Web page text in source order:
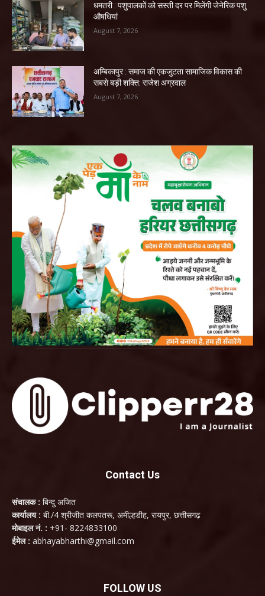
धमतरी : पशुपालकों को सस्ती दर पर मिलेंगी जेनेरिक पशु
औषधियां
August 7, 2026
अम्बिकापुर : समाज की एकजुटता सामाजिक विकास की
सबसे बड़ी शक्ति: राजेश अग्रवाल
August 7, 2026
Contact Us
संचालक : बिन्दु अजित
कार्यालय : बी./4 श्रीजीत कलपतरू, अमील्हडीह, रायपुर, छत्तीसगढ़
मोबाइल नं. : +91- 8224833100
ईमेल : abhayabharthi@gmail.com
FOLLOW US